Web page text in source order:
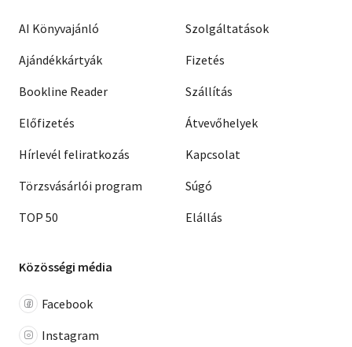
AI Könyvajánló
Ajándékkártyák
Bookline Reader
Előfizetés
Hírlevél feliratkozás
Törzsvásárlói program
TOP 50
Szolgáltatások
Fizetés
Szállítás
Átvevőhelyek
Kapcsolat
Súgó
Elállás
Közösségi média
Facebook
Instagram